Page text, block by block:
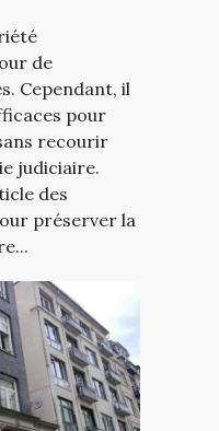
de
Cependant, il
pour
recourir
judiciaire.
des
préserver la